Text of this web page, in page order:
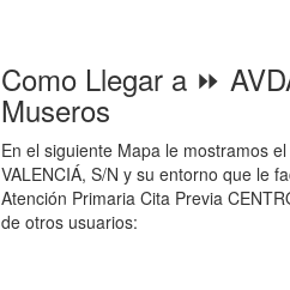
Como Llegar a ⏩
Museros
En el siguiente Mapa le mostramos
VALENCIÁ, S/N y su entorno que le
Atención Primaria Cita Previa
de otros usuarios: